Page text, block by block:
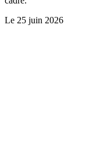
Le 25 juin 2026